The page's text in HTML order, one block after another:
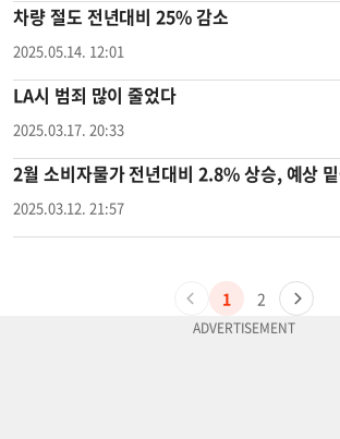
차량 절도 전년대비 25% 감소
2025.05.14. 12:01
LA시 범죄 많이 줄었다
2025.03.17. 20:33
2월 소비자물가 전년대비 2.8% 상승, 예상
2025.03.12. 21:57
1 2